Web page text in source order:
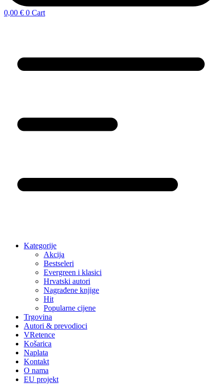
0,00 € 0 Cart
Kategorije
Akcija
Bestseleri
Evergreen i klasici
Hrvatski autori
Nagrađene knjige
Hit
Popularne cijene
Trgovina
Autori & prevodioci
VRetence
Košarica
Naplata
Kontakt
O nama
EU projekt